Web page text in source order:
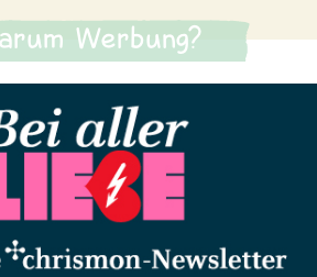
Werbung?